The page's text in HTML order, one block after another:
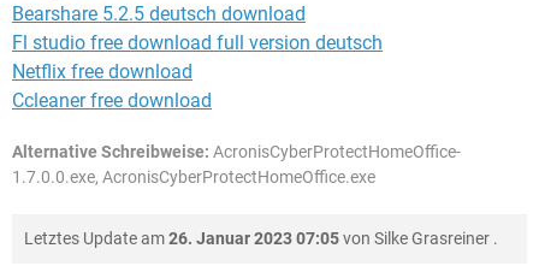
Bearshare 5.2.5 deutsch download
Fl studio free download full version deutsch
Netflix free download
Ccleaner free download
Alternative Schreibweise: AcronisCyberProtectHomeOffice-
1.7.0.0.exe, AcronisCyberProtectHomeOffice.exe
Letztes Update am26. Januar 2023 07:05von Silke Grasreiner .